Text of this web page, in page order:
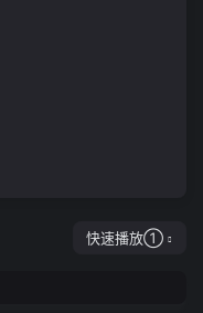
现缸垫略有炭化现
师道2024-07-07 1
同比下降61.34%
快速播放①